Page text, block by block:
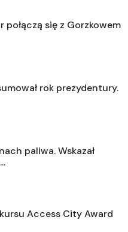
się z Gorzkowem
rok prezydentury.
paliwa. Wskazał
Access City Award